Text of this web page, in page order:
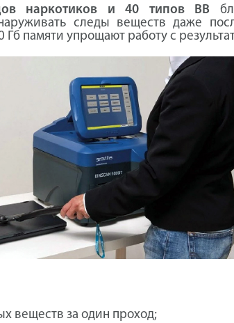
наркотиков и 40 типов ВВ
следы веществ даже
памяти упрощают работу с
веществ за один проход;